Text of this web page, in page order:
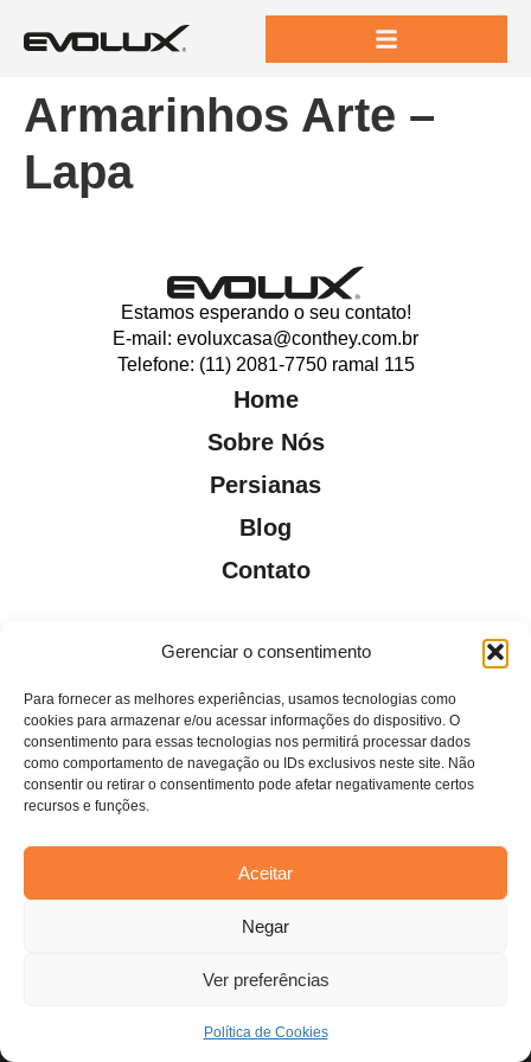
Gerenciar o consentimento
Para fornecer as melhores experiências, usamos tecnologias como
cookies para armazenar e/ou acessar informações do dispositivo. O
consentimento para essas tecnologias nos permitirá processar dados
como comportamento de navegação ou IDs exclusivos neste site. Não
consentir ou retirar o consentimento pode afetar negativamente certos
recursos e funções.
Aceitar
Negar
Ver preferências
Política de Cookies
Armarinhos Arte –
Lapa
Estamos esperando o seu contato!
E-mail: evoluxcasa@conthey.com.br
Telefone: (11) 2081-7750 ramal 115
Home
Sobre Nós
Persianas
Blog
Contato
Todos os direitos reservados. Anfi Lab Marketing
Estamos usando cookies para oferecer a você a melhor
configurações.